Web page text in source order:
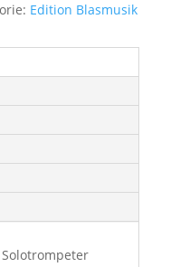
Edition Blasmusik